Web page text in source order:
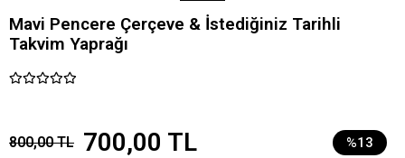
Mavi Pencere Çerçeve & İstediğiniz Tarihli
Takvim Yaprağı
800,00 TL 700,00 TL %13